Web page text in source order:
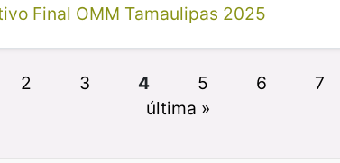
Final OMM Tamaulipas 2025
2 3 4 5 6 7
última »